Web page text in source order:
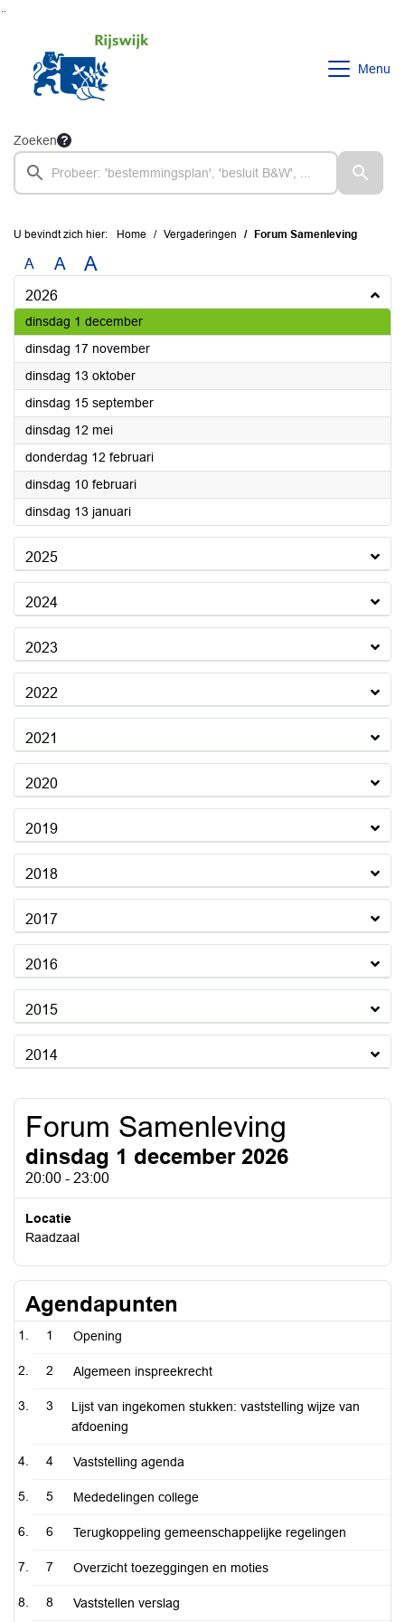
Menu
Zoeken
U bevindt zich hier: Home Vergaderingen Forum Samenleving
A A A
2026
dinsdag 1 december2026
dinsdag 17 november2026
dinsdag 13 oktober2026
dinsdag 15 september2026
dinsdag 12 mei2026
donderdag 12 februari2026
dinsdag 10 februari2026
dinsdag 13 januari2026
2025
2024
2023
2022
2021
2020
2019
2018
2017
2016
2015
2014
Forum Samenleving
dinsdag 1 december 2026
20:00 - 23:00
Locatie
Raadzaal
Agendapunten
1 Opening
2 Algemeen inspreekrecht
3
Lijst van ingekomen stukken: vaststelling wijze van
afdoening
4 Vaststelling agenda
5 Mededelingen college
6 Terugkoppeling gemeenschappelijke regelingen
7 Overzicht toezeggingen en moties
8 Vaststellen verslag